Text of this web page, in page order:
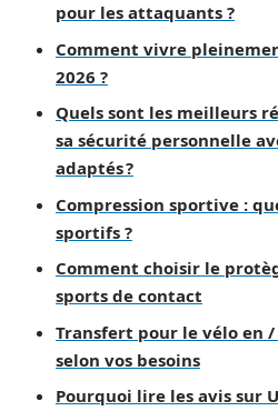
pour les attaquants ?
Comment vivre
2026 ?
Quels sont les meilleurs
sa sécurité personnelle
adaptés ?
Compression sportive :
sportifs ?
Comment choisir le
sports de contact
Transfert pour le vélo en
selon vos besoins
Pourquoi lire les avis sur